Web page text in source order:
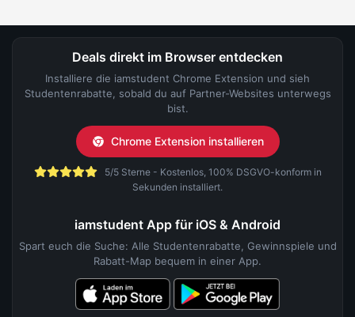
Deals direkt im Browser entdecken
Installiere die iamstudent Chrome Extension und sieh
Studentenrabatte, sobald du auf Partner-Websites unterwegs
bist.
Chrome Extension installieren
5/5 Sterne - Kostenlos, 100% DSGVO-konform in
Sekunden installiert.
iamstudent App für iOS & Android
Spart euch die Suche: Alle Studentenrabatte, Gewinnspiele und
Rabatt-Map bequem in einer App.